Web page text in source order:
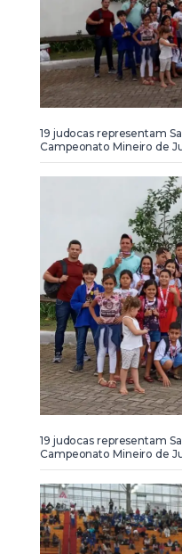
19 judocas representam
Campeonato Mineiro de
19 judocas representam
Campeonato Mineiro de